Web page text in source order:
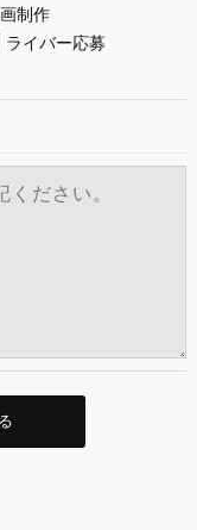
除・利用停止の手
きます。
的手続きにつきま
制作
ライバー応募